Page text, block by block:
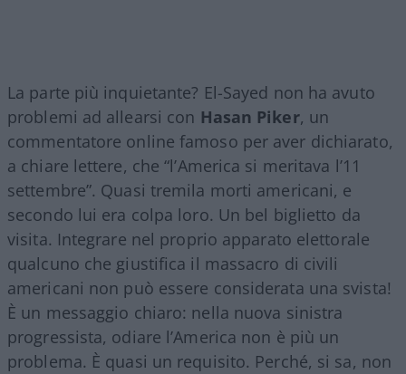
La parte più inquietante? El-Sayed non ha avuto
problemi ad allearsi con Hasan Piker, un
commentatore online famoso per aver dichiarato,
a chiare lettere, che “l’America si meritava l’11
settembre”. Quasi tremila morti americani, e
secondo lui era colpa loro. Un bel biglietto da
visita. Integrare nel proprio apparato elettorale
qualcuno che giustifica il massacro di civili
americani non può essere considerata una svista!
È un messaggio chiaro: nella nuova sinistra
progressista, odiare l’America non è più un
problema. È quasi un requisito. Perché, si sa, non